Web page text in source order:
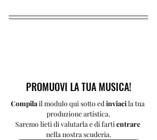
PROMUOVI LA TUA MUSICA!
Compila il modulo qui sotto ed inviaci la tua
produzione artistica.
Saremo lieti di valutarla e di farti entrare
nella nostra scuderia.